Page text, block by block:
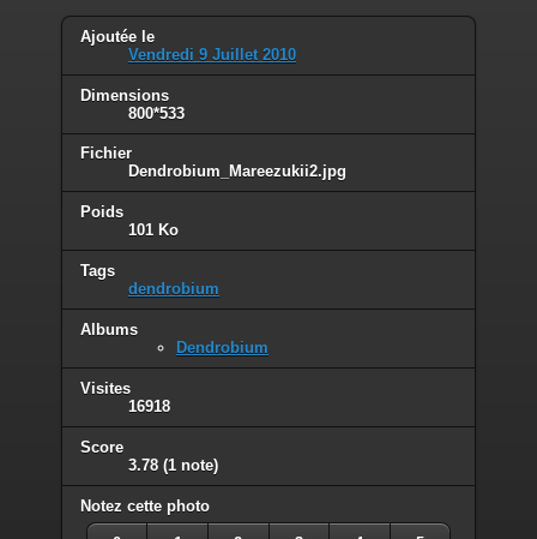
Ajoutée le
Vendredi 9 Juillet 2010
Dimensions
800*533
Fichier
Dendrobium_Mareezukii2.jpg
Poids
101 Ko
Tags
dendrobium
Albums
Dendrobium
Visites
16918
Score
3.78 (1 note)
Notez cette photo